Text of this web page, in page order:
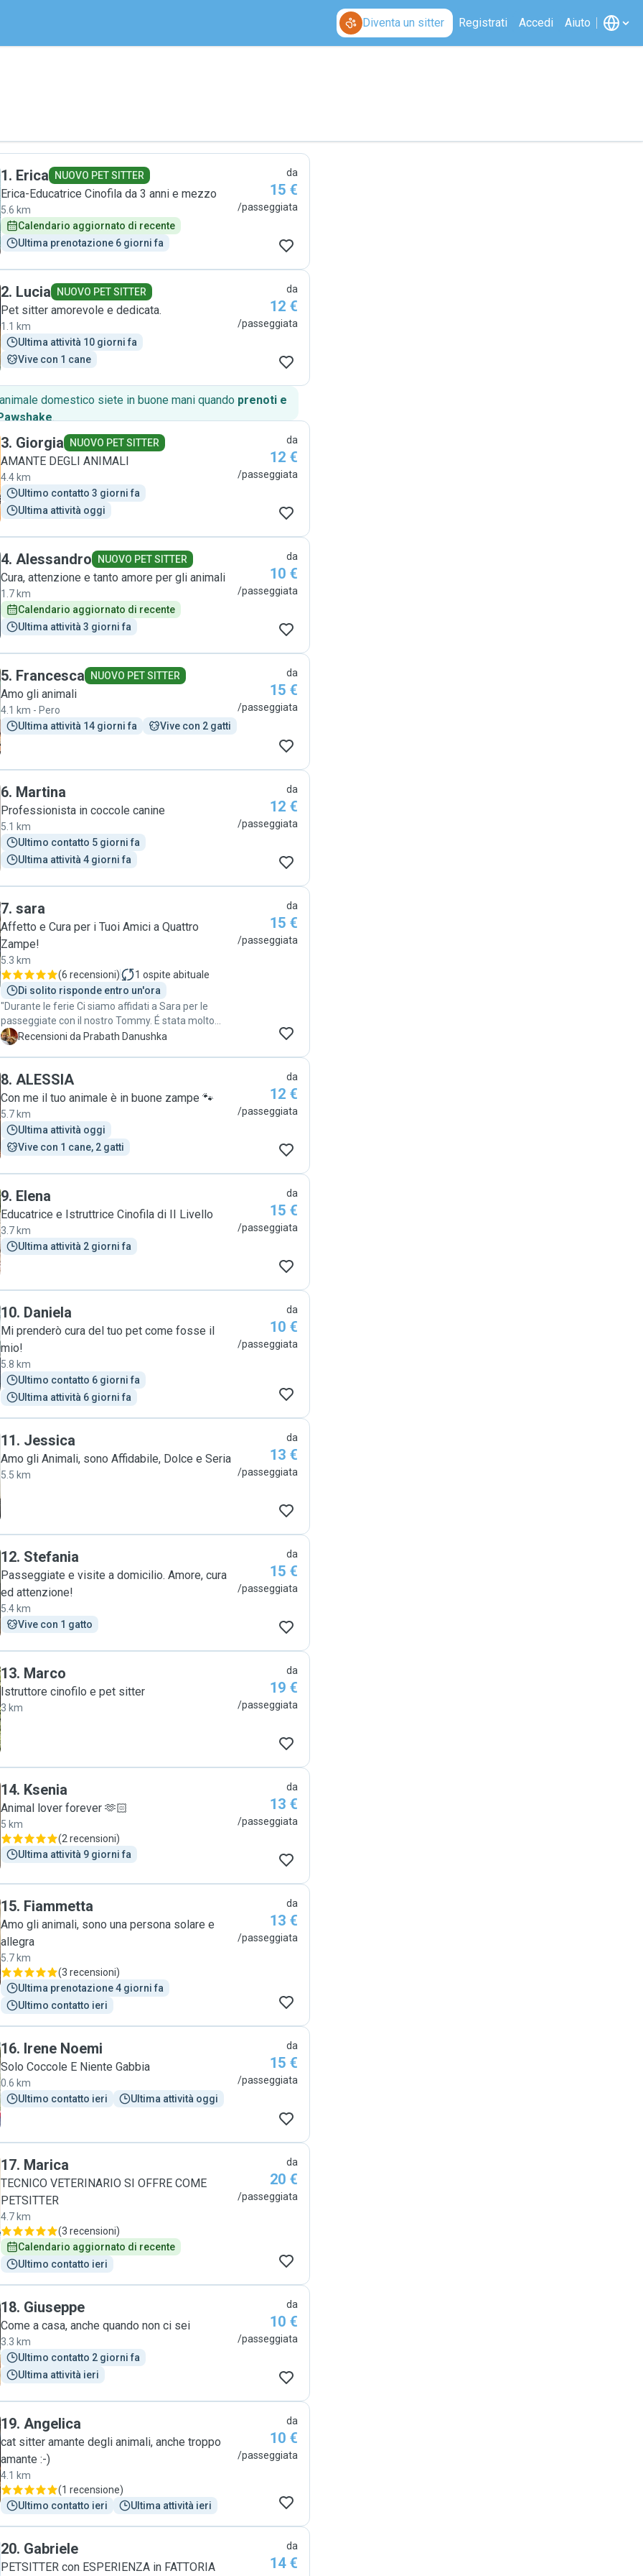
Diventa un sitter Registrati Accedi Aiuto
1. Erica NUOVO PET SITTER
Erica-Educatrice Cinofila da 3 anni e mezzo
5.6 km
Calendario aggiornato di recente
Ultima prenotazione 6 giorni fa
da
15 €
/passeggiata
2. Lucia NUOVO PET SITTER
Pet sitter amorevole e dedicata.
1.1 km
Ultima attività 10 giorni fa
Vive con 1 cane
da
12 €
/passeggiata
domestico siete in buone mani quando prenoti e
.
3. Giorgia NUOVO PET SITTER
AMANTE DEGLI ANIMALI
4.4 km
Ultimo contatto 3 giorni fa
Ultima attività oggi
da
12 €
/passeggiata
4. Alessandro NUOVO PET SITTER
Cura, attenzione e tanto amore per gli animali
1.7 km
Calendario aggiornato di recente
Ultima attività 3 giorni fa
da
10 €
/passeggiata
5. Francesca NUOVO PET SITTER
Amo gli animali
4.1 km - Pero
Ultima attività 14 giorni fa
Vive con 2 gatti
da
15 €
/passeggiata
6. Martina
Professionista in coccole canine
5.1 km
Ultimo contatto 5 giorni fa
Ultima attività 4 giorni fa
da
12 €
/passeggiata
7. sara
Affetto e Cura per i Tuoi Amici a Quattro
Zampe!
5.3 km
(6 recensioni) 1 ospite abituale
Di solito risponde entro un'ora
"Durante le ferie Ci siamo affidati a Sara per le
passeggiate con il nostro Tommy. É stata molto
disponibile e comprensiva, adattandosi al carattere
anche a Giulia per la sua disponibilità. Sicuramente ci
affideremo a loro anche in futuro. Grazie ancora "
P Recensioni da Prabath Danushka
da
15 €
/passeggiata
8. ALESSIA
Con me il tuo animale è in buone zampe 🐾
5.7 km
Ultima attività oggi
Vive con 1 cane, 2 gatti
da
12 €
/passeggiata
9. Elena
Educatrice e Istruttrice Cinofila di II Livello
3.7 km
Ultima attività 2 giorni fa
da
15 €
/passeggiata
10. Daniela
Mi prenderò cura del tuo pet come fosse il
mio!
5.8 km
Ultimo contatto 6 giorni fa
Ultima attività 6 giorni fa
da
10 €
/passeggiata
11. Jessica
Amo gli Animali, sono Affidabile, Dolce e Seria
5.5 km
da
13 €
/passeggiata
12. Stefania
Passeggiate e visite a domicilio. Amore, cura
ed attenzione!
5.4 km
Vive con 1 gatto
da
15 €
/passeggiata
13. Marco
Istruttore cinofilo e pet sitter
3 km
da
19 €
/passeggiata
14. Ksenia
Animal lover forever 🫶🏻
5 km
(2 recensioni)
Ultima attività 9 giorni fa
da
13 €
/passeggiata
15. Fiammetta
Amo gli animali, sono una persona solare e
allegra
5.7 km
(3 recensioni)
Ultima prenotazione 4 giorni fa
Ultimo contatto ieri
da
13 €
/passeggiata
16. Irene Noemi
Solo Coccole E Niente Gabbia
0.6 km
Ultimo contatto ieri
Ultima attività oggi
da
15 €
/passeggiata
17. Marica
TECNICO VETERINARIO SI OFFRE COME
PETSITTER
4.7 km
(3 recensioni)
Calendario aggiornato di recente
Ultimo contatto ieri
da
20 €
/passeggiata
18. Giuseppe
Come a casa, anche quando non ci sei
3.3 km
Ultimo contatto 2 giorni fa
Ultima attività ieri
da
10 €
/passeggiata
19. Angelica
cat sitter amante degli animali, anche troppo
amante :-)
4.1 km
(1 recensione)
Ultimo contatto ieri
Ultima attività ieri
da
10 €
/passeggiata
20. Gabriele
PETSITTER con ESPERIENZA in FATTORIA
da
14 €